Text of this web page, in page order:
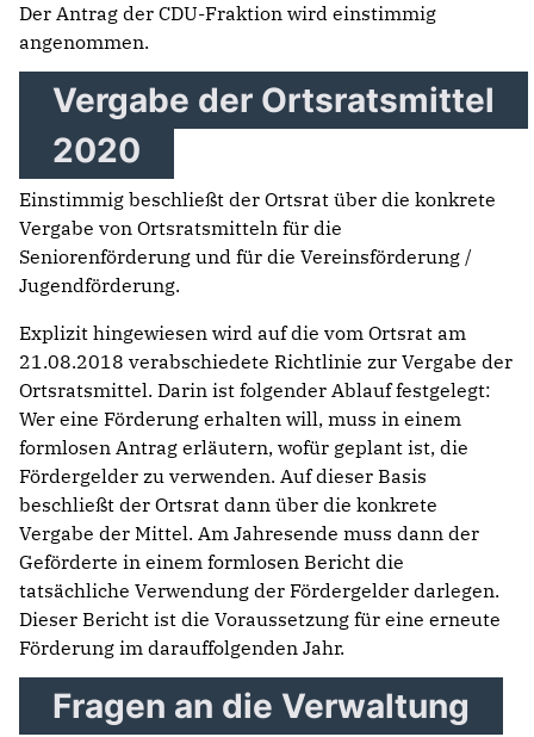
Der Antrag der CDU-Fraktion wird einstimmig
angenommen.
Vergabe der Ortsratsmittel
2020
Einstimmig beschließt der Ortsrat über die konkrete
Vergabe von Ortsratsmitteln für die
Seniorenförderung und für die Vereinsförderung /
Jugendförderung.
Explizit hingewiesen wird auf die vom Ortsrat am
21.08.2018 verabschiedete Richtlinie zur Vergabe der
Ortsratsmittel. Darin ist folgender Ablauf festgelegt:
Wer eine Förderung erhalten will, muss in einem
formlosen Antrag erläutern, wofür geplant ist, die
Fördergelder zu verwenden. Auf dieser Basis
beschließt der Ortsrat dann über die konkrete
Vergabe der Mittel. Am Jahresende muss dann der
Geförderte in einem formlosen Bericht die
tatsächliche Verwendung der Fördergelder darlegen.
Dieser Bericht ist die Voraussetzung für eine erneute
Förderung im darauffolgenden Jahr.
Fragen an die Verwaltung